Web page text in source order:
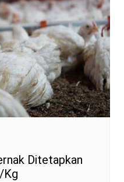
Ditetapkan
Kg